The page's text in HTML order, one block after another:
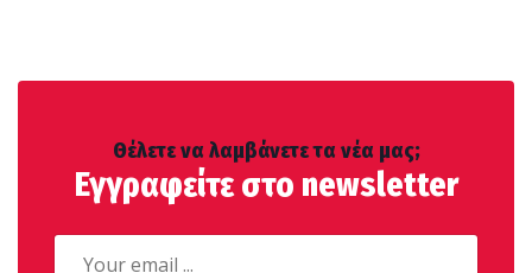
Θέλετε να λαμβάνετε τα νέα μας;
Εγγραφείτε στο newsletter